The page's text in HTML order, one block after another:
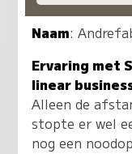
Naam:
Ervaring met
linear
Alleen de
stopte er wel
nog een